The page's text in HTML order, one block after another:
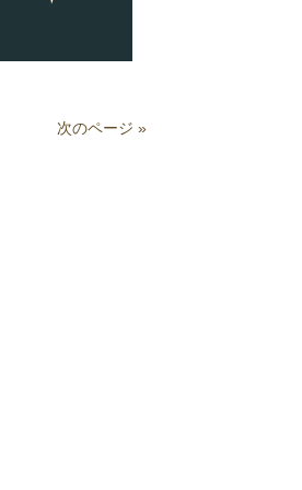
次のページ »